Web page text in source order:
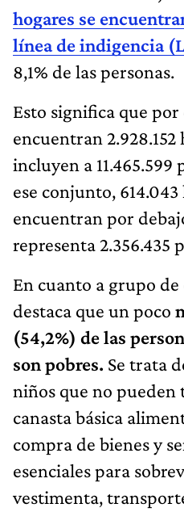
hogares se
línea de indigencia
8,1% de las personas.
Esto significa que por
encuentran 2.928.152
incluyen a 11.465.599
ese conjunto, 614.043
encuentran por
representa 2.356.435
En cuanto a grupo de
destaca que un poco
(54,2%) de las
son pobres. Se trata
niños que no pueden
canasta básica
compra de bienes y
esenciales para
vestimenta,